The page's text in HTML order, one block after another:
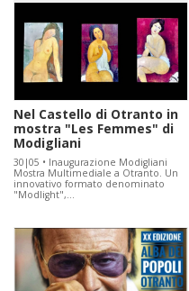
Nel Castello di Otranto in
mostra "Les Femmes" di
Modigliani
30|05 • Inaugurazione Modigliani
Mostra Multimediale a Otranto. Un
innovativo formato denominato
"Modlight",…